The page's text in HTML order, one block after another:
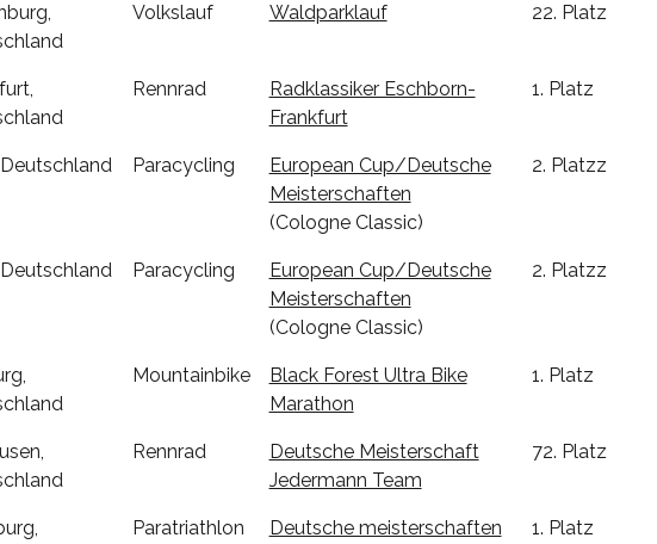
Volkslauf Waldparklauf 22. Platz
Rennrad
Radklassiker Eschborn-
Frankfurt
1. Platz
Paracycling
European Cup/Deutsche
Meisterschaften
(Cologne Classic)
2. Platzz
Paracycling
European Cup/Deutsche
Meisterschaften
(Cologne Classic)
2. Platzz
Mountainbike
Black Forest Ultra Bike
Marathon
1. Platz
Rennrad
Deutsche Meisterschaft
Jedermann Team
72. Platz
Paratriathlon
Deutsche meisterschaften
1. Platz